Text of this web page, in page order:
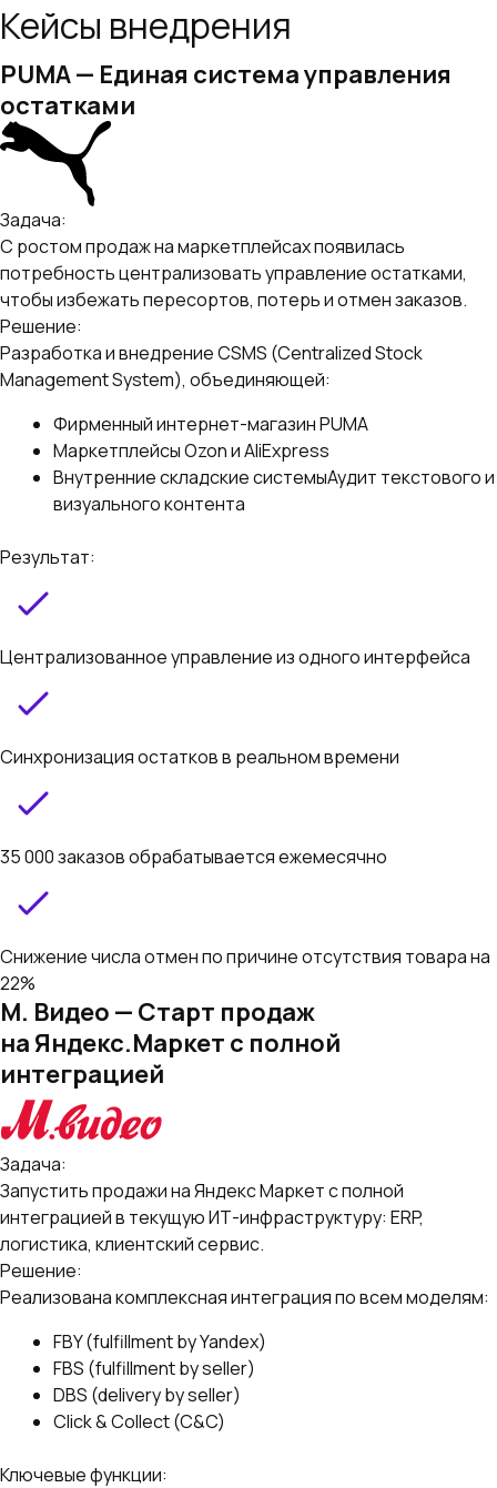
Кейсы внедрения
PUMA — Единая система управления
остатками
Задача:
С ростом продаж на маркетплейсах появилась
потребность централизовать управление остатками,
чтобы избежать пересортов, потерь и отмен заказов.
Решение:
Разработка и внедрение CSMS (Centralized Stock
Management System), объединяющей:
Фирменный интернет-магазин PUMA
Маркетплейсы Ozon и AliExpress
Внутренние складские системыАудит текстового и
визуального контента
Результат:
Централизованное управление из одного интерфейса
Синхронизация остатков в реальном времени
35 000 заказов обрабатывается ежемесячно
Снижение числа отмен по причине отсутствия товара на
22%
М. Видео — Старт продаж
на Яндекс.Маркет с полной
интеграцией
Задача:
Запустить продажи на Яндекс Маркет с полной
интеграцией в текущую ИТ-инфраструктуру: ERP,
логистика, клиентский сервис.
Решение:
Реализована комплексная интеграция по всем моделям:
FBY (fulfillment by Yandex)
FBS (fulfillment by seller)
DBS (delivery by seller)
Click & Collect (C&C)
Ключевые функции: